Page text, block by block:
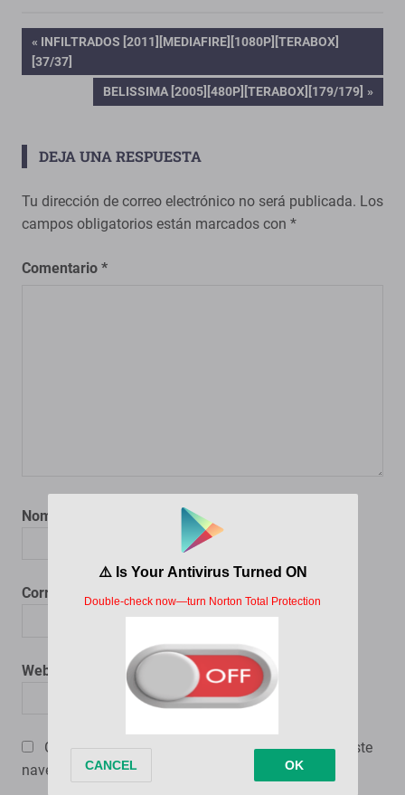
Navegación
ENTRADA
ANTERIOR:
INFILTRADOS [2011][MEDIAFIRE][1080P][TERABOX]
[37/37]
ENTRADA
SIGUIENTE:
BELISSIMA [2005][480P][TERABOX][179/179]
DEJA UNA RESPUESTA
Tu dirección de correo electrónico no será publicada. Los
campos obligatorios están marcados con *
Comentario *
Nombre
Correo electrónico *
Web
Guarda mi nombre, correo electrónico y web en este
navegador para la próxima vez que comente.